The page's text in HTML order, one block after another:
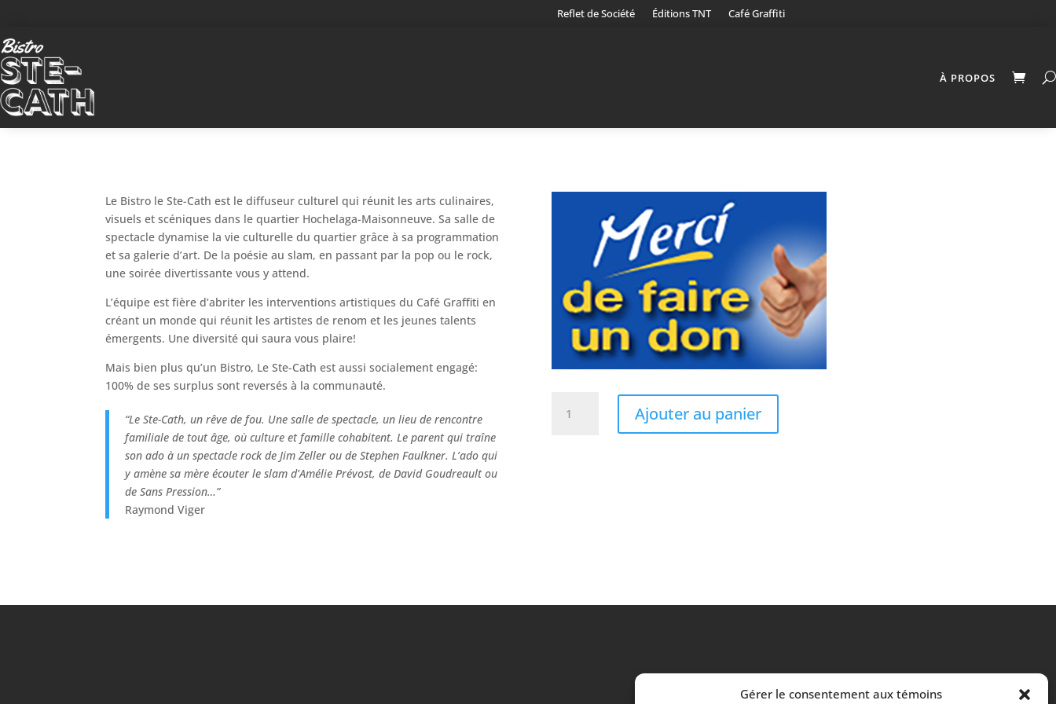
Gérer le consentement aux témoins
Reflet de Société Éditions TNT Café Graffiti
À PROPOS
Le Bistro le Ste-Cath est le diffuseur culturel qui réunit les arts culinaires,
visuels et scéniques dans le quartier Hochelaga-Maisonneuve. Sa salle de
spectacle dynamise la vie culturelle du quartier grâce à sa programmation
et sa galerie d’art. De la poésie au slam, en passant par la pop ou le rock,
une soirée divertissante vous y attend.
L’équipe est fière d’abriter les interventions artistiques du Café Graffiti en
créant un monde qui réunit les artistes de renom et les jeunes talents
émergents. Une diversité qui saura vous plaire!
Mais bien plus qu’un Bistro, Le Ste-Cath est aussi socialement engagé:
100% de ses surplus sont reversés à la communauté.
“Le Ste-Cath, un rêve de fou. Une salle de spectacle, un lieu de rencontre
familiale de tout âge, où culture et famille cohabitent.Le parent qui traîne
son ado à un spectacle rock de Jim Zeller ou de Stephen Faulkner. L’ado qui
y amène sa mère écouter le slam d’Amélie Prévost, de David Goudreault ou
de Sans Pression…”
Raymond Viger
Ajouter au panier